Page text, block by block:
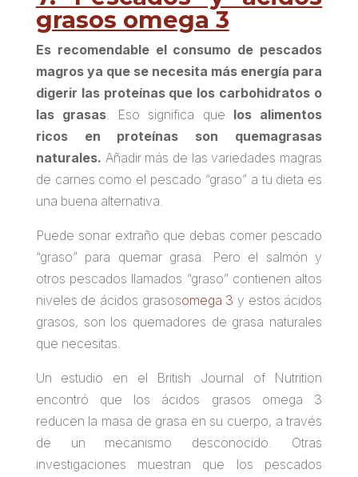
grasos omega 3
Es recomendable el consumo de pescados
magros ya que se necesita más energía para
digerir las proteínas que los carbohidratos o
las grasas. Eso significa que los alimentos
ricos en proteínas son quemagrasas
naturales. Añadir más de las variedades magras
de carnes como el pescado “graso” a tu dieta es
una buena alternativa.
Puede sonar extraño que debas comer pescado
“graso” para quemar grasa. Pero el salmón y
otros pescados llamados “graso” contienen altos
niveles de ácidos grasosomega 3 y estos ácidos
grasos, son los quemadores de grasa naturales
que necesitas.
Un estudio en el British Journal of Nutrition
encontró que los ácidos grasos omega 3
reducen la masa de grasa en su cuerpo, a través
de un mecanismo desconocido. Otras
investigaciones muestran que los pescados